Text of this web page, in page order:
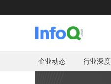
企业动态 行业深度